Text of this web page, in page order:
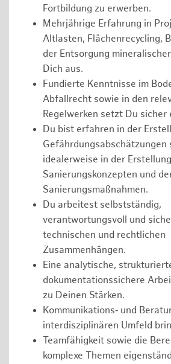
Fortbildung zu erwerben.
Mehrjährige Erfahrung in
Altlasten, Flächenrecycling,
der Entsorgung
Dich aus.
Fundierte Kenntnisse im
Abfallrecht sowie in den
Regelwerken setzt Du sicher
Du bist erfahren in der
Gefährdungsabschätzungen
idealerweise in der
Sanierungskonzepten und
Sanierungsmaßnahmen.
Du arbeitest selbstständig,
verantwortungsvoll und
technischen und rechtlichen
Zusammenhängen.
Eine analytische,
dokumentationssichere
zu Deinen Stärken.
Kommunikations‑ und
interdisziplinären Umfeld
Teamfähigkeit sowie die
komplexe Themen